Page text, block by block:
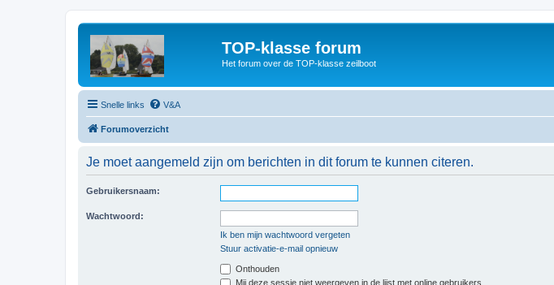
TOP-klasse forum
Het forum over de TOP-klasse zeilboot
Snelle links V&A
Forumoverzicht
Je moet aangemeld zijn om berichten in dit forum te kunnen citeren.
Gebruikersnaam:
Wachtwoord:
Ik ben mijn wachtwoord vergeten
Stuur activatie-e-mail opnieuw
Onthouden
Mij deze sessie niet weergeven in de lijst met online gebruikers